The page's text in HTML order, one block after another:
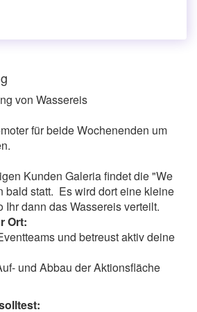
von Wassereis
für beide Wochenenden um
Kunden Galeria findet die "We
bald statt. Es wird dort eine kleine
Ihr dann das Wassereis verteilt.
Ort:
und betreust aktiv deine
und Abbau der Aktionsfläche